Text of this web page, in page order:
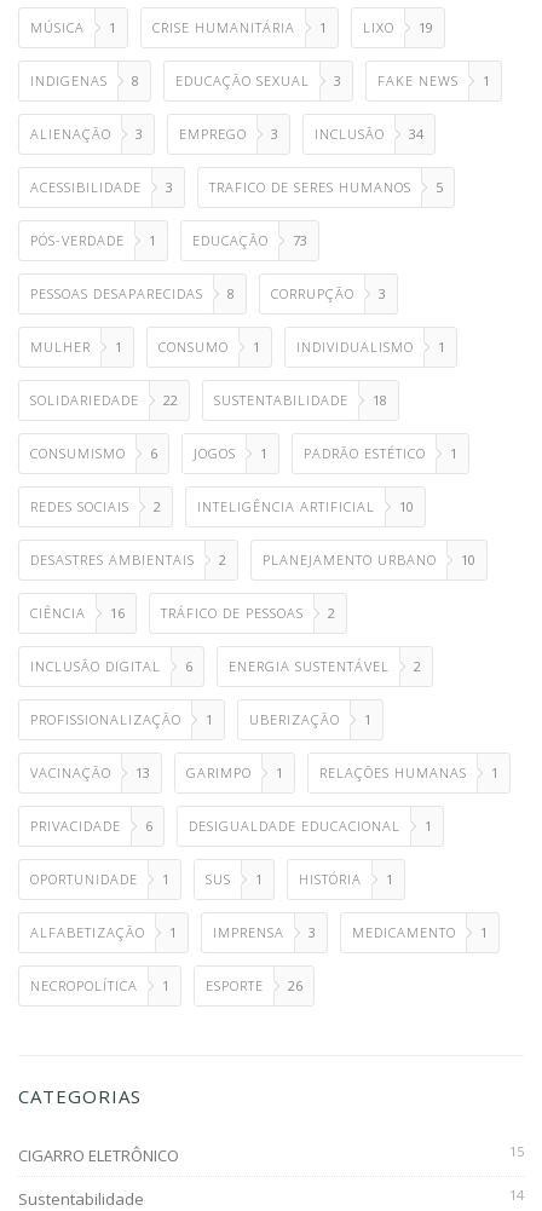
MÚSICA 1 CRISE HUMANITÁRIA 1 LIXO 19
INDIGENAS 8 EDUCAÇÃO SEXUAL 3 FAKE NEWS 1
ALIENAÇÃO 3 EMPREGO 3 INCLUSÃO 34
ACESSIBILIDADE 3 TRAFICO DE SERES HUMANOS 5
PÓS-VERDADE 1 EDUCAÇÃO 73
PESSOAS DESAPARECIDAS 8 CORRUPÇÃO 3
MULHER 1 CONSUMO 1 INDIVIDUALISMO 1
SOLIDARIEDADE 22 SUSTENTABILIDADE 18
CONSUMISMO 6 JOGOS 1 PADRÃO ESTÉTICO 1
REDES SOCIAIS 2 INTELIGÊNCIA ARTIFICIAL 10
DESASTRES AMBIENTAIS 2 PLANEJAMENTO URBANO 10
CIÊNCIA 16 TRÁFICO DE PESSOAS 2
INCLUSÃO DIGITAL 6 ENERGIA SUSTENTÁVEL 2
PROFISSIONALIZAÇÃO 1 UBERIZAÇÃO 1
VACINAÇÃO 13 GARIMPO 1 RELAÇÕES HUMANAS 1
PRIVACIDADE 6 DESIGUALDADE EDUCACIONAL 1
OPORTUNIDADE 1 SUS 1 HISTÓRIA 1
ALFABETIZAÇÃO 1 IMPRENSA 3 MEDICAMENTO 1
NECROPOLÍTICA 1 ESPORTE 26
CATEGORIAS
CIGARRO ELETRÔNICO 15
Sustentabilidade 14